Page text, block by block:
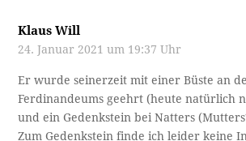
Klaus Will
24. Januar 2021 um 19:37 Uhr
Er wurde seinerzeit mit einer Büste an
Ferdinandeums geehrt (heute natürlich
und ein Gedenkstein bei Natters
Zum Gedenkstein finde ich leider keine